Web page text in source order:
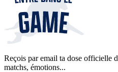
Reçois par email ta dose officielle
matchs, émotions...